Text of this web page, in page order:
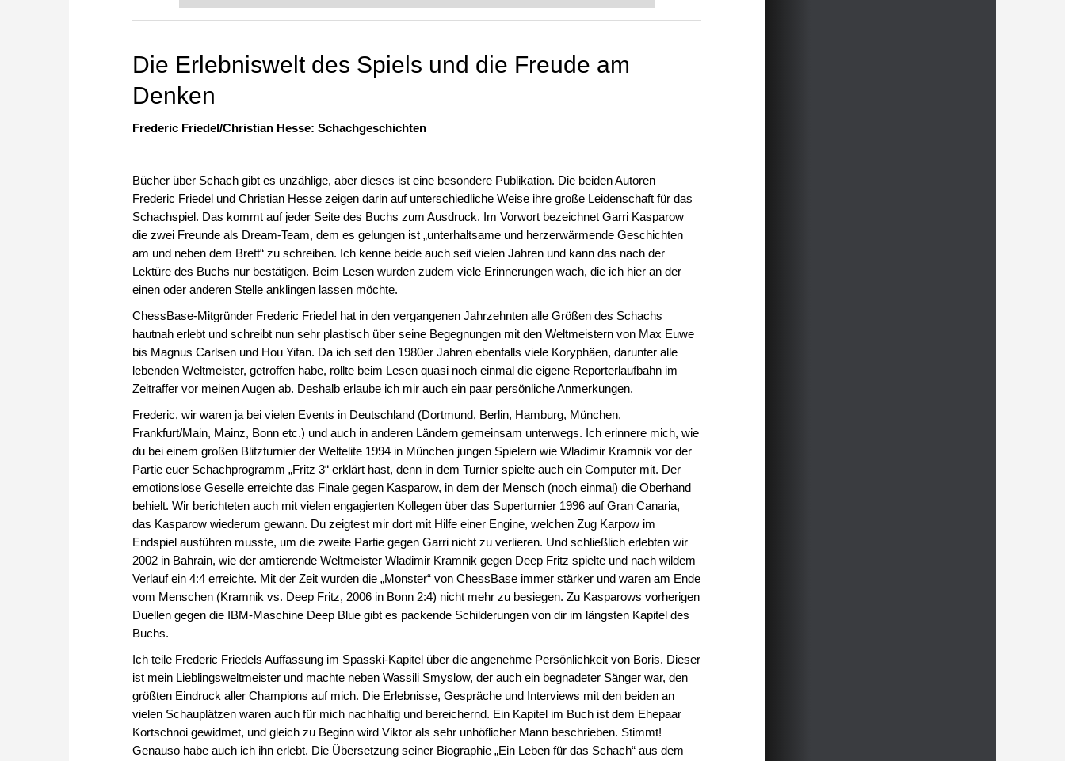
zuvor.
Die Erlebniswelt des Spiels und die Freude am
Denken
Frederic Friedel/Christian Hesse: Schachgeschichten
Bücher über Schach gibt es unzählige, aber dieses ist eine besondere Publikation. Die beiden Autoren
Frederic Friedel und Christian Hesse zeigen darin auf unterschiedliche Weise ihre große Leidenschaft für das
Schachspiel. Das kommt auf jeder Seite des Buchs zum Ausdruck. Im Vorwort bezeichnet Garri Kasparow
die zwei Freunde als Dream-Team, dem es gelungen ist „unterhaltsame und herzerwärmende Geschichten
am und neben dem Brett“ zu schreiben. Ich kenne beide auch seit vielen Jahren und kann das nach der
Lektüre des Buchs nur bestätigen. Beim Lesen wurden zudem viele Erinnerungen wach, die ich hier an der
einen oder anderen Stelle anklingen lassen möchte.
ChessBase-Mitgründer Frederic Friedel hat in den vergangenen Jahrzehnten alle Größen des Schachs
hautnah erlebt und schreibt nun sehr plastisch über seine Begegnungen mit den Weltmeistern von Max Euwe
bis Magnus Carlsen und Hou Yifan. Da ich seit den 1980er Jahren ebenfalls viele Koryphäen, darunter alle
lebenden Weltmeister, getroffen habe, rollte beim Lesen quasi noch einmal die eigene Reporterlaufbahn im
Zeitraffer vor meinen Augen ab. Deshalb erlaube ich mir auch ein paar persönliche Anmerkungen.
Frederic, wir waren ja bei vielen Events in Deutschland (Dortmund, Berlin, Hamburg, München,
Frankfurt/Main, Mainz, Bonn etc.) und auch in anderen Ländern gemeinsam unterwegs. Ich erinnere mich, wie
du bei einem großen Blitzturnier der Weltelite 1994 in München jungen Spielern wie Wladimir Kramnik vor der
Partie euer Schachprogramm „Fritz 3“ erklärt hast, denn in dem Turnier spielte auch ein Computer mit. Der
emotionslose Geselle erreichte das Finale gegen Kasparow, in dem der Mensch (noch einmal) die Oberhand
behielt. Wir berichteten auch mit vielen engagierten Kollegen über das Superturnier 1996 auf Gran Canaria,
das Kasparow wiederum gewann. Du zeigtest mir dort mit Hilfe einer Engine, welchen Zug Karpow im
Endspiel ausführen musste, um die zweite Partie gegen Garri nicht zu verlieren. Und schließlich erlebten wir
2002 in Bahrain, wie der amtierende Weltmeister Wladimir Kramnik gegen Deep Fritz spielte und nach wildem
Verlauf ein 4:4 erreichte. Mit der Zeit wurden die „Monster“ von ChessBase immer stärker und waren am Ende
vom Menschen (Kramnik vs. Deep Fritz, 2006 in Bonn 2:4) nicht mehr zu besiegen. Zu Kasparows vorherigen
Duellen gegen die IBM-Maschine Deep Blue gibt es packende Schilderungen von dir im längsten Kapitel des
Buchs.
Ich teile Frederic Friedels Auffassung im Spasski-Kapitel über die angenehme Persönlichkeit von Boris. Dieser
ist mein Lieblingsweltmeister und machte neben Wassili Smyslow, der auch ein begnadeter Sänger war, den
größten Eindruck aller Champions auf mich. Die Erlebnisse, Gespräche und Interviews mit den beiden an
vielen Schauplätzen waren auch für mich nachhaltig und bereichernd. Ein Kapitel im Buch ist dem Ehepaar
Kortschnoi gewidmet, und gleich zu Beginn wird Viktor als sehr unhöflicher Mann beschrieben. Stimmt!
Genauso habe auch ich ihn erlebt. Die Übersetzung seiner Biographie „Ein Leben für das Schach“ aus dem